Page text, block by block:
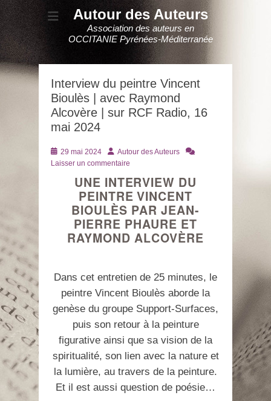
Autour des Auteurs
Association des auteurs en
OCCITANIE Pyrénées-Méditerranée
Interview du peintre Vincent
Bioulès | avec Raymond
Alcovère | sur RCF Radio, 16
mai 2024
Posté
le
29 mai 2024 AuteurAutour des Auteurs
Laisser un commentaire
UNE INTERVIEW DU
PEINTRE VINCENT
BIOULÈS PAR JEAN-
PIERRE PHAURE ET
RAYMOND ALCOVÈRE
Dans cet entretien de 25 minutes, le
peintre Vincent Bioulès aborde la
genèse du groupe Support-Surfaces,
puis son retour à la peinture
figurative ainsi que sa vision de la
spiritualité, son lien avec la nature et
la lumière, au travers de la peinture.
Et il est aussi question de poésie…